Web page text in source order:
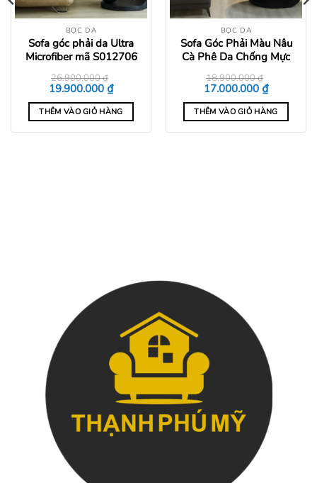
BỌC DA
Sofa góc phải da Ultra
Microfiber mã S012706
26.900.000₫
Giá
gốc
là:
26.900.000 ₫.
19.900.000 ₫Giá
hiện
tại
là:
19.900.000 ₫.
THÊM VÀO GIỎ HÀNG
BỌC DA
Sofa Góc Phải Màu Nâu
Cà Phê Da Chống Mực
18.900.000₫
Giá
gốc
là:
18.900.000 ₫.
17.000.000 ₫Giá
hiện
tại
là:
THÊM VÀO GIỎ HÀNG